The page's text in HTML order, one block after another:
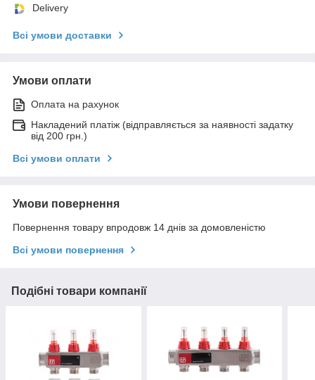
Delivery
Всі умови доставки
Умови оплати
Оплата на рахунок
Накладений платіж (відправляється за наявності задатку
від 200 грн.)
Всі умови оплати
Умови повернення
Повернення товару впродовж 14 днів за домовленістю
Всі умови повернення
Подібні товари компанії